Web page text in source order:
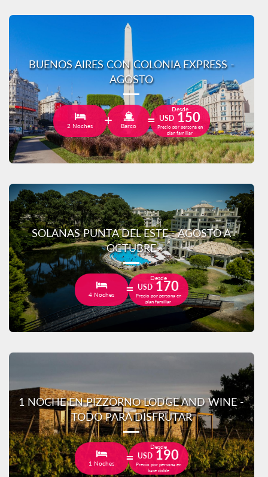
BUENOS AIRES CON COLONIA EXPRESS -
AGOSTO
2 Noches Barco
Desde
USD 150
Precio por persona en
plan familiar
SOLANAS PUNTA DEL ESTE - AGOSTO A
OCTUBRE
4 Noches
Desde
USD 170
Precio por persona en
plan familiar
1 NOCHE EN PIZZORNO LODGE AND WINE -
TODO PARA DISFRUTAR
1 Noches
Desde
USD 190
Precio por persona en
base doble